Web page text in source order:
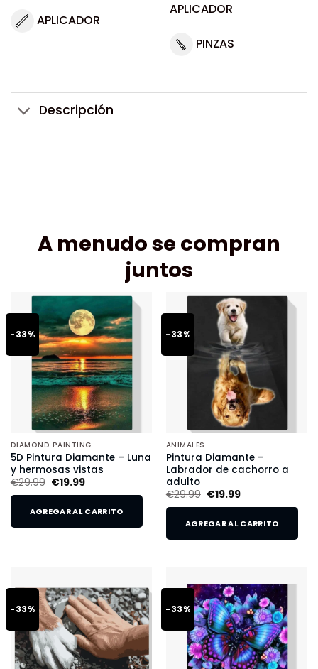
APLICADOR
APLICADOR
PINZAS
Descripción
A menudo se compran
juntos
-33%
DIAMOND PAINTING
5D Pintura Diamante – Luna
y hermosas vistas
€29.99 €19.99
AGREGAR AL CARRITO
-33%
ANIMALES
Pintura Diamante –
Labrador de cachorro a
adulto
€29.99 €19.99
AGREGAR AL CARRITO
-33% -33%